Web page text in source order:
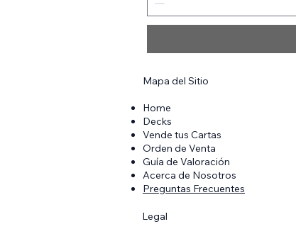
Mapa del Sitio​
Home
Decks
Vende tus Cartas
Orden de Venta
Guía de Valoración
Acerca de Nosotros
Preguntas Frecuentes
Legal